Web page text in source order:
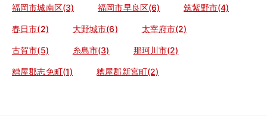
福岡市城南区(3) 福岡市早良区(6) 筑紫野市(4)
春日市(2) 大野城市(6) 太宰府市(2)
古賀市(5) 糸島市(3) 那珂川市(2)
糟屋郡志免町(1) 糟屋郡新宮町(2)